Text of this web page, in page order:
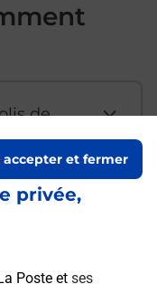
privée,
Poste et ses
accepter et fermer
de
un